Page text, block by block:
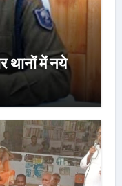
थानों में नये